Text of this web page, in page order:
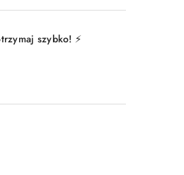
Wyślij
szybko! ⚡